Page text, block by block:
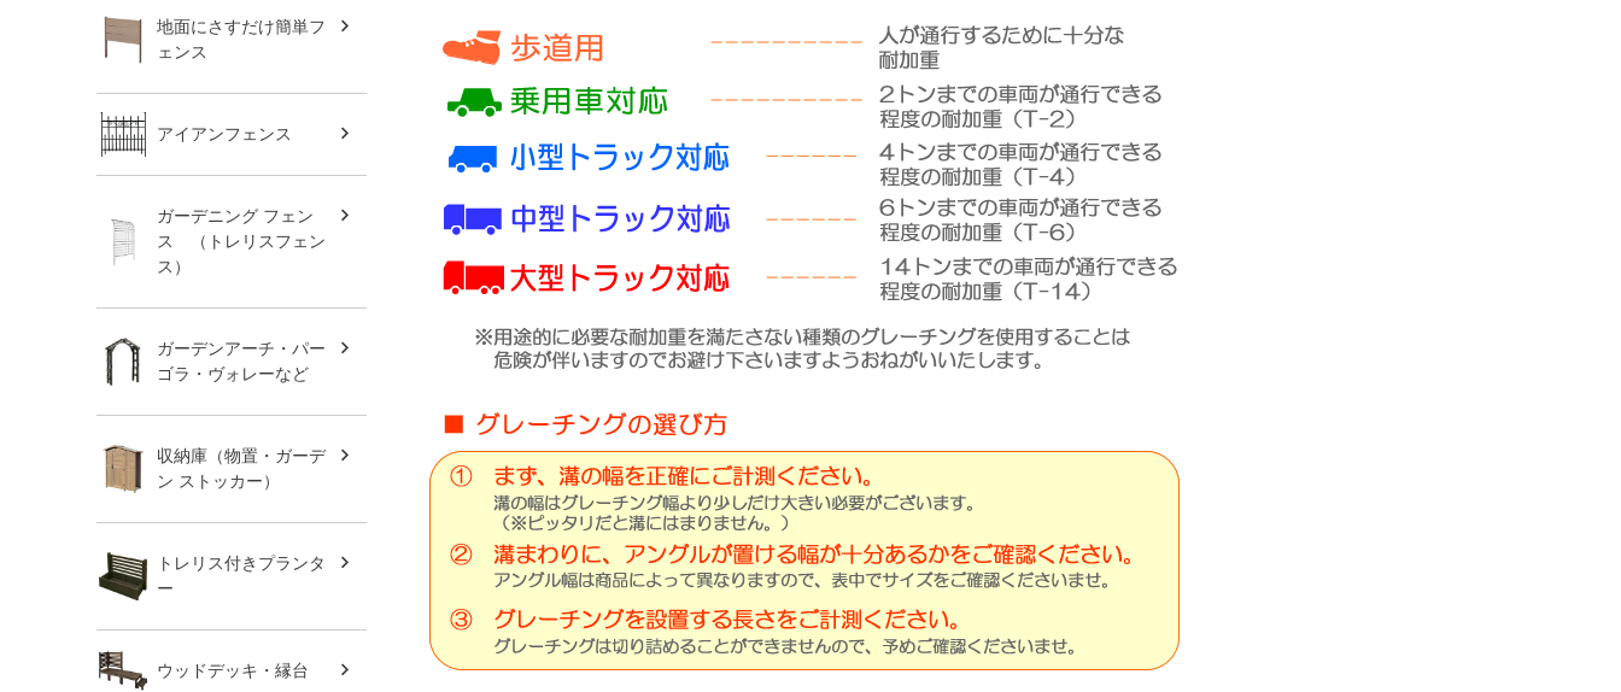
地面にさすだけ簡単フ
ェンス
アイアンフェンス
ガーデニング フェン
ス （トレリスフェン
ス）
ガーデンアーチ・パー
ゴラ・ヴォレーなど
収納庫（物置・ガーデ
ン ストッカー）
トレリス付きプランタ
ー
ウッドデッキ・縁台